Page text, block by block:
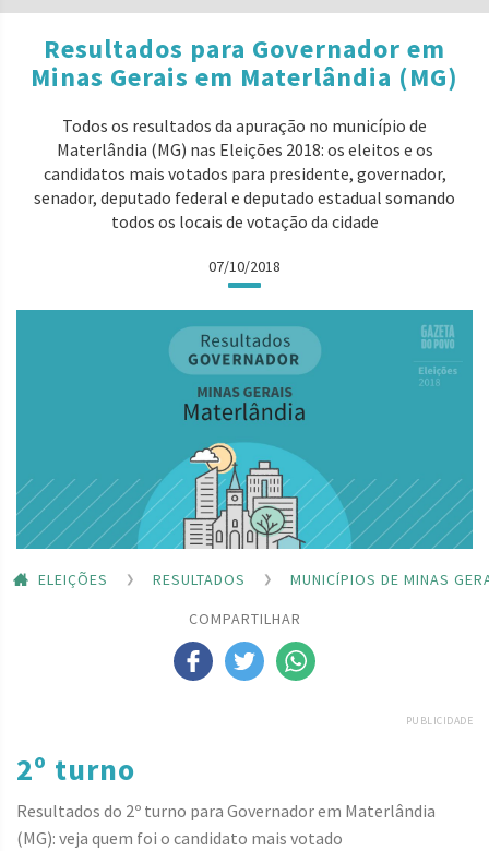
Resultados para Governador em
Minas Gerais em Materlândia (MG)
Todos os resultados da apuração no município de
Materlândia (MG) nas Eleições 2018: os eleitos e os
candidatos mais votados para presidente, governador,
senador, deputado federal e deputado estadual somando
todos os locais de votação da cidade
07/10/2018
ELEIÇÕES RESULTADOS
MUNICÍPIOS DE MINAS
COMPARTILHAR
PUBLICIDADE
2º turno
Resultados do 2º turno para Governador em Materlândia
(MG): veja quem foi o candidato mais votado